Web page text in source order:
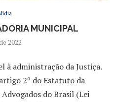
MUNICIPAL
2022
à administração da Justiça.
2º do Estatuto da
do Brasil (Lei